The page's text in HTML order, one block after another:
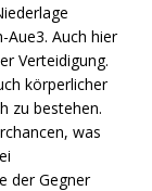
Aue3. Auch hier
Verteidigung.
körperlicher
zu bestehen.
was
der Gegner